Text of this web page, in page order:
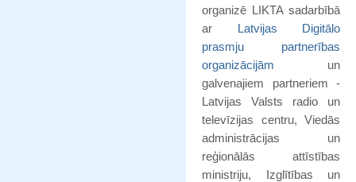
organizē LIKTA sadarbībā
ar Latvijas Digitālo
prasmju partnerības
organizācijām un
galvenajiem partneriem -
Latvijas Valsts radio un
televīzijas centru, Viedās
administrācijas un
reģionālās attīstības
ministriju, Izglītības un